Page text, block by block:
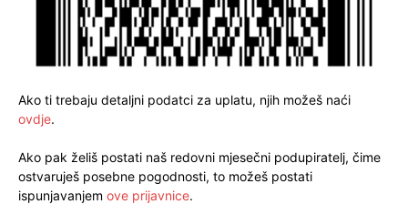
Ako ti trebaju detaljni podatci za uplatu, njih možeš naći
ovdje.
Ako pak želiš postati naš redovni mjesečni podupiratelj, čime
ostvaruješ posebne pogodnosti, to možeš postati
ispunjavanjem ove prijavnice.